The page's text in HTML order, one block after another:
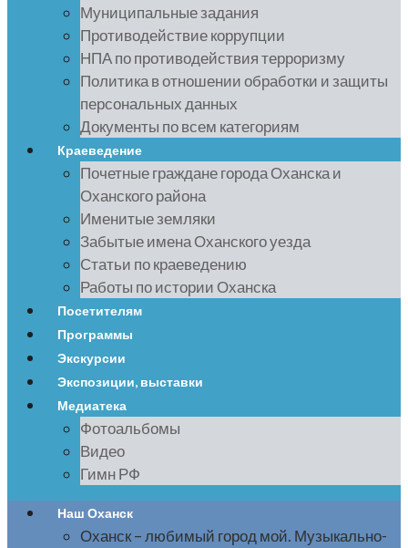
Муниципальные задания
Противодействие коррупции
НПА по противодействия терроризму
Политика в отношении обработки и защиты
персональных данных
Документы по всем категориям
Краеведение
Почетные граждане города Оханска и
Оханского района
Именитые земляки
Забытые имена Оханского уезда
Статьи по краеведению
Работы по истории Оханска
Посетителям
Программы
Экскурсии
Экспозиции, выставки
Медиатека
Фотоальбомы
Видео
Гимн РФ
Наш Оханск
Оханск – любимый город мой. Музыкально-